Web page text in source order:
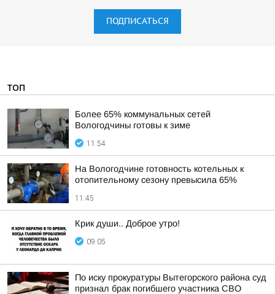
ПОДПИСАТЬСЯ
ТОП
Более 65% коммунальных сетей
Вологодчины готовы к зиме
11:54
На Вологодчине готовность котельных к
отопительному сезону превысила 65%
11:45
Крик души.. Доброе утро!
09:05
По иску прокуратуры Вытегорского района суд
признал брак погибшего участника СВО